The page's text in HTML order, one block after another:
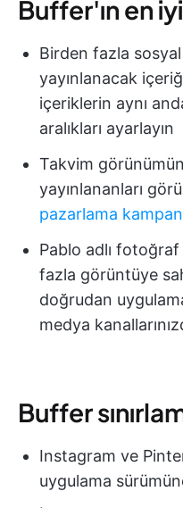
Buffer'ın en
Birden fazla
yayınlanacak
içeriklerin aynı
aralıkları ayarlayın
Takvim
yayınlananları
pazarlama
Pablo adlı
fazla görüntüye
doğrudan
medya
Buffer
Instagram ve
uygulama